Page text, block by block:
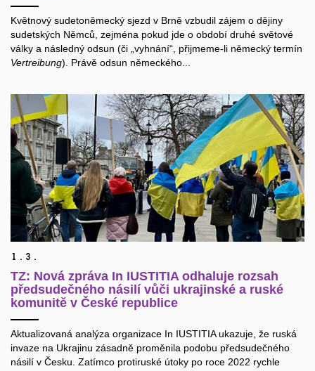
Květnový sudetoněmecký sjezd v Brně vzbudil zájem o dějiny
sudetských Němců, zejména pokud jde o období druhé světové
války a následný odsun (či „vyhnání“, přijmeme-li německý termín
Vertreibung). Právě odsun německého...
1. 3.
TZ: Nová zpráva In IUSTITIA odhaluje rozsah
předsudečného násilí vůči ukrajinské a ruské
komunitě v České republice
Aktualizovaná analýza organizace In IUSTITIA ukazuje, že ruská
invaze na Ukrajinu zásadně proměnila podobu předsudečného
násilí v Česku. Zatímco protiruské útoky po roce 2022 rychle